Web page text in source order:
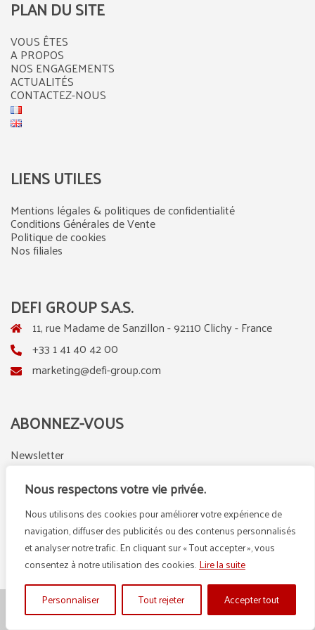
Nous respectons votre vie privée.
Nous utilisons des cookies pour améliorer votre expérience de
navigation, diffuser des publicités ou des contenus personnalisés
et analyser notre trafic. En cliquant sur « Tout accepter », vous
consentez à notre utilisation des cookies.Lire la suite
Personnaliser
Tout rejeter Accepter tout
PLAN DU SITE
VOUS ÊTES
A PROPOS
NOS ENGAGEMENTS
ACTUALITÉS
CONTACTEZ-NOUS
LIENS UTILES
Mentions légales & politiques de confidentialité
Conditions Générales de Vente
Politique de cookies
Nos filiales
DEFI GROUP S.A.S.
11, rue Madame de Sanzillon - 92110 Clichy - France
+33 1 41 40 42 00
marketing@defi-group.com
ABONNEZ-VOUS
Newsletter
LinkedIn
Instagram
© {2025} DEFI GROUP